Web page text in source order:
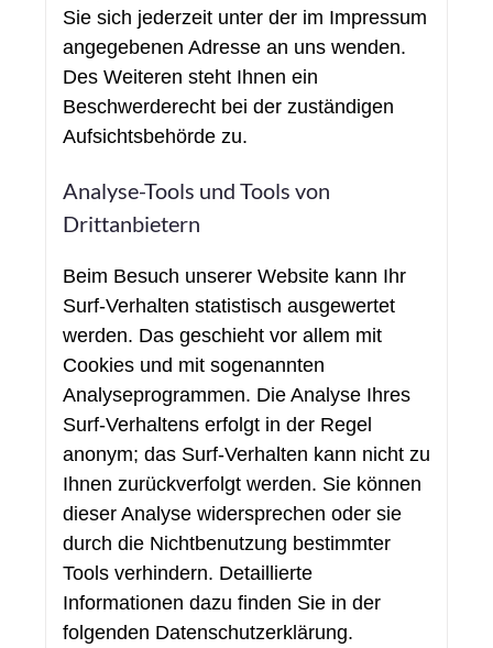
Sie sich jederzeit unter der im Impressum
angegebenen Adresse an uns wenden.
Des Weiteren steht Ihnen ein
Beschwerderecht bei der zuständigen
Aufsichtsbehörde zu.
Analyse-Tools und Tools von
Drittanbietern
Beim Besuch unserer Website kann Ihr
Surf-Verhalten statistisch ausgewertet
werden. Das geschieht vor allem mit
Cookies und mit sogenannten
Analyseprogrammen. Die Analyse Ihres
Surf-Verhaltens erfolgt in der Regel
anonym; das Surf-Verhalten kann nicht zu
Ihnen zurückverfolgt werden. Sie können
dieser Analyse widersprechen oder sie
durch die Nichtbenutzung bestimmter
Tools verhindern. Detaillierte
Informationen dazu finden Sie in der
folgenden Datenschutzerklärung.